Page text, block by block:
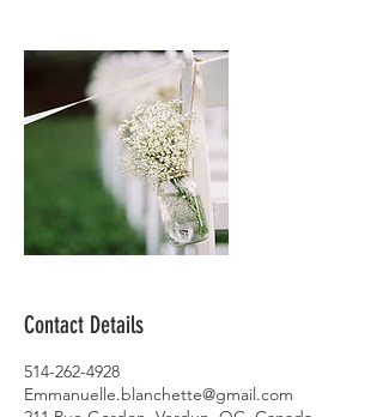
Contact Details
514-262-4928
Emmanuelle.blanchette@gmail.com